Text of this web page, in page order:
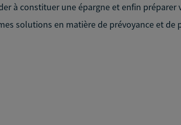
à constituer une épargne et enfin préparer
solutions en matière de prévoyance et de